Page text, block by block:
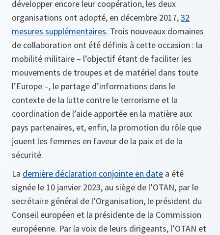
développer encore leur coopération, les deux
organisations ont adopté, en décembre 2017,32
mesures supplémentaires. Trois nouveaux domaines
de collaboration ont été définis à cette occasion : la
mobilité militaire – l’objectif étant de faciliter les
mouvements de troupes et de matériel dans toute
l’Europe –, le partage d’informations dans le
contexte de la lutte contre le terrorisme et la
coordination de l’aide apportée en la matière aux
pays partenaires, et, enfin, la promotion du rôle que
jouent les femmes en faveur de la paix et de la
sécurité.
La dernière déclaration conjointe en date a été
signée le 10 janvier 2023, au siège de l’OTAN, par le
secrétaire général de l’Organisation, le président du
Conseil européen et la présidente de la Commission
européenne. Par la voix de leurs dirigeants, l’OTAN et